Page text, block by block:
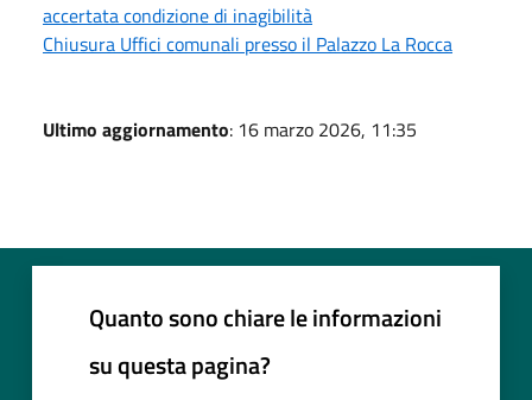
accertata condizione di inagibilità
Chiusura Uffici comunali presso il Palazzo La Rocca
Ultimo aggiornamento: 16 marzo 2026, 11:35
Quanto sono chiare le informazioni
su questa pagina?